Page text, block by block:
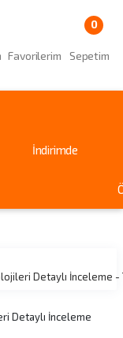
Favorilerim
0
Sepetim
İndirimde
Detaylı
Detaylı İnceleme